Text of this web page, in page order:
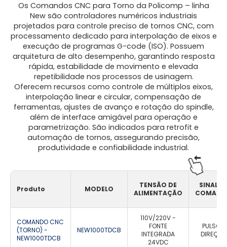
Os Comandos CNC para Torno da Policomp – linha
New são controladores numéricos industriais
projetados para controle preciso de tornos CNC, com
processamento dedicado para interpolação de eixos e
execução de programas G-code (ISO). Possuem
arquitetura de alto desempenho, garantindo resposta
rápida, estabilidade de movimento e elevada
repetibilidade nos processos de usinagem.
Oferecem recursos como controle de múltiplos eixos,
interpolação linear e circular, compensação de
ferramentas, ajustes de avanço e rotação do spindle,
além de interface amigável para operação e
parametrização. São indicados para retrofit e
automação de tornos, assegurando precisão,
produtividade e confiabilidade industrial.
Produto MODELO
TENSÃO DE
ALIMENTAÇÃO
SINAL
COMANDO CNC
(TORNO) -
NEW1000TDCB
NEW1000TDCB
110V/220V -
FONTE
INTEGRADA
24VDC
PULSO E
DIREÇÃO